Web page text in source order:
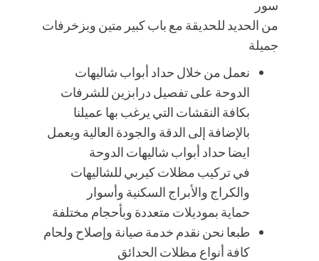
سور
من الحديد للحديقة مع باب كبير متين وبزخرفات
جميلة
نعمل من خلال حداد أبواب شاليهات
الدوحة على تفصيل درابزين للشرفات
بكافة النقشات التي يرغب بها عميلنا
بالإضافة إلى الدقة والجودة العالية ويعمل
ايضا حداد أبواب شاليهات الدوحة
في تركيب مظلات كيربي للشاليهات
والكراج والأبراج السكنية وأسوار
حماية بموديلات متعددة وبأحجام مختلفة
طبعا نحن نقدم خدمة صيانة وإصلاح ولحام
كافة أنواع مظلات الحدائق